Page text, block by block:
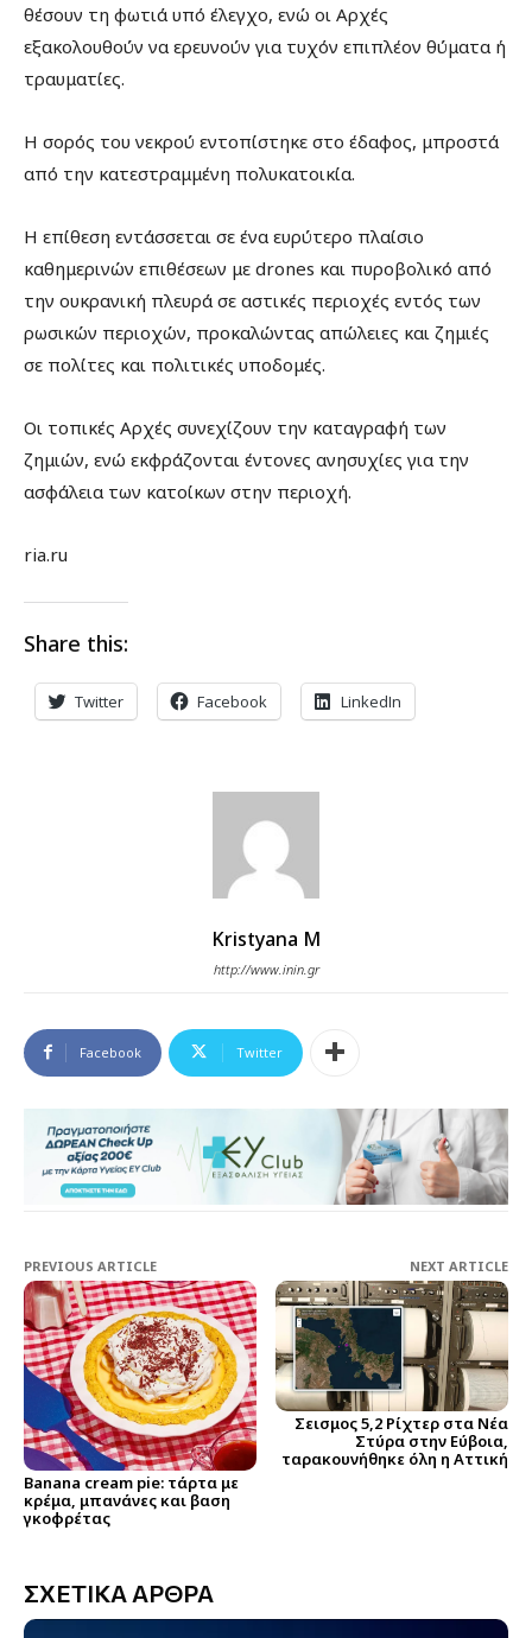
θέσουν τη φωτιά υπό έλεγχο, ενώ οι Αρχές
εξακολουθούν να ερευνούν για τυχόν επιπλέον θύματα ή
τραυματίες.
Η σορός του νεκρού εντοπίστηκε στο έδαφος, μπροστά
από την κατεστραμμένη πολυκατοικία.
Η επίθεση εντάσσεται σε ένα ευρύτερο πλαίσιο
καθημερινών επιθέσεων με drones και πυροβολικό από
την ουκρανική πλευρά σε αστικές περιοχές εντός των
ρωσικών περιοχών, προκαλώντας απώλειες και ζημιές
σε πολίτες και πολιτικές υποδομές.
Οι τοπικές Αρχές συνεχίζουν την καταγραφή των
ζημιών, ενώ εκφράζονται έντονες ανησυχίες για την
ασφάλεια των κατοίκων στην περιοχή.
ria.ru
Share this:
Twitter Facebook LinkedIn
Kristyana M
http://www.inin.gr
Facebook Twitter
PREVIOUS ARTICLE
Banana cream pie: τάρτα με
κρέμα, μπανάνες και βαση
γκοφρέτας
NEXT ARTICLE
Σεισμος 5,2 Ρίχτερ στα Νέα
Στύρα στην Εύβοια,
ταρακουνήθηκε όλη η Αττική
ΣΧΕΤΙΚΑ ΑΡΘΡΑ